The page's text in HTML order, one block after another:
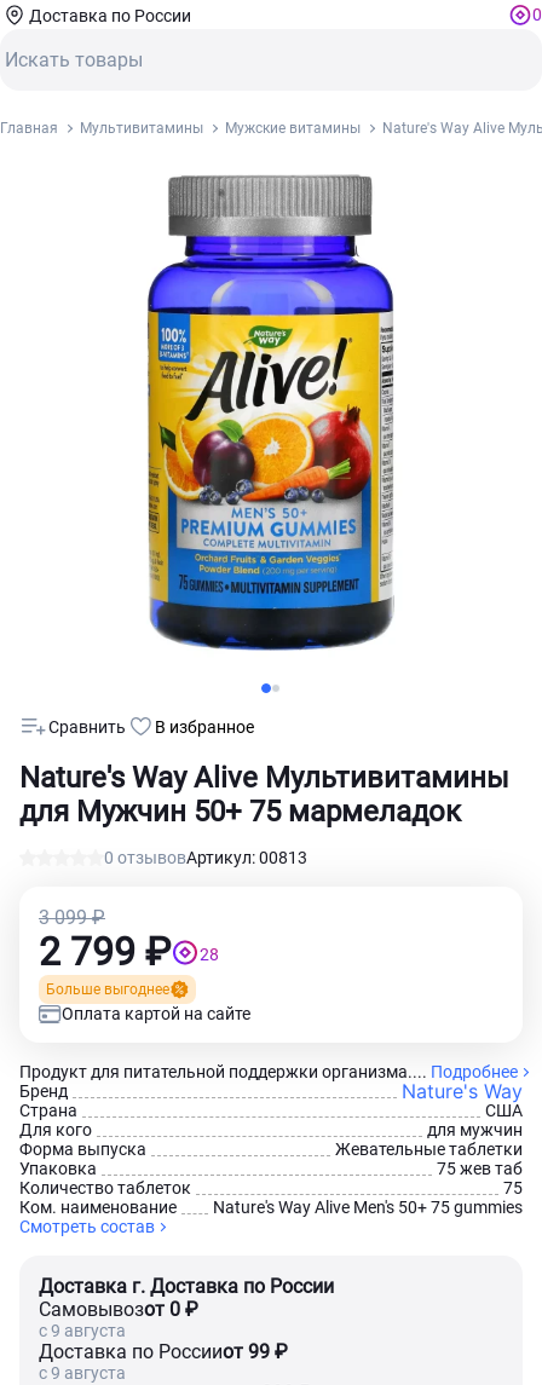
Доставка по России 0
Главная Мультивитамины Мужские витамины Nature's Way Alive
Nature's Way Alive Мультивитамины
для Мужчин 50+ 75 мармеладок
0 отзывовАртикул: 00813
Сравнить В избранное
Продукт для питательной поддержки организма.... Подробнее
Бренд
Nature's Way
Страна
США
Для кого
для мужчин
Форма выпуска
Жевательные таблетки
Упаковка
75 жев таб
Количество таблеток
75
Ком. наименование
Nature's Way Alive Men's 50+ 75 gummies
Смотреть состав
3 099 ₽
2 799 ₽ 28
Больше выгоднее
Оплата картой на сайте
Доставка г. Доставка по России
Самовывозот 0 ₽
c 9 августа
Доставка по Россииот 99 ₽
c 9 августа